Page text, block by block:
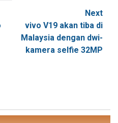
Next
vivo V19 akan tiba di
Malaysia dengan dwi-
kamera selfie 32MP